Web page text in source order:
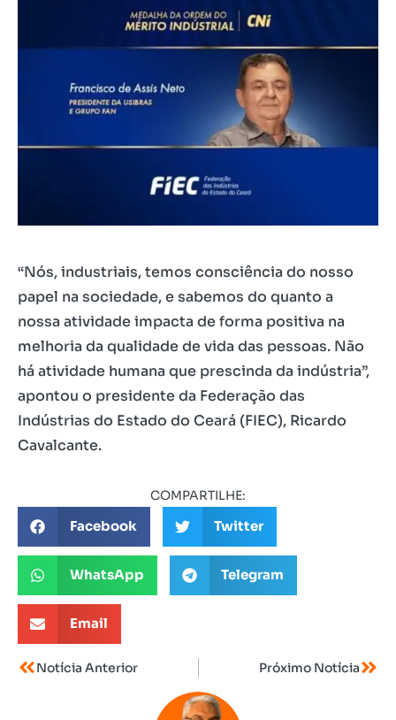
“Nós, industriais, temos consciência do nosso
papel na sociedade, e sabemos do quanto a
nossa atividade impacta de forma positiva na
melhoria da qualidade de vida das pessoas. Não
há atividade humana que prescinda da indústria”,
apontou o presidente da Federação das
Indústrias do Estado do Ceará (FIEC), Ricardo
Cavalcante.
COMPARTILHE:
Facebook Twitter
WhatsApp Telegram
Email
Notícia Anterior Próximo Notícia